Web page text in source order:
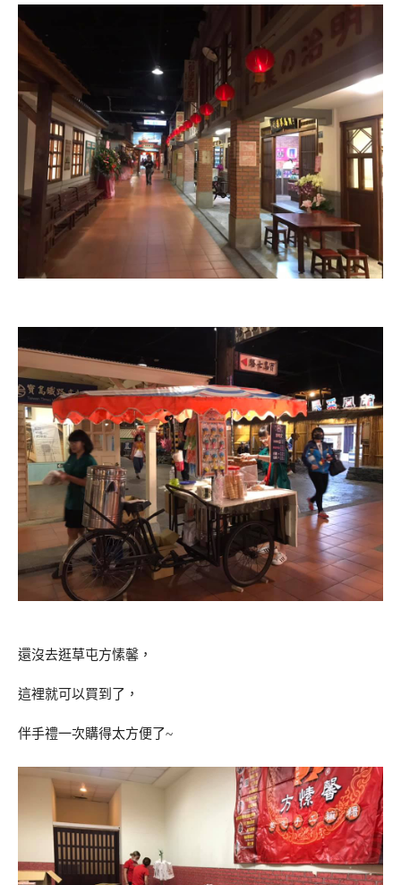
還沒去逛草屯方愫馨，
這裡就可以買到了，
伴手禮一次購得太方便了~